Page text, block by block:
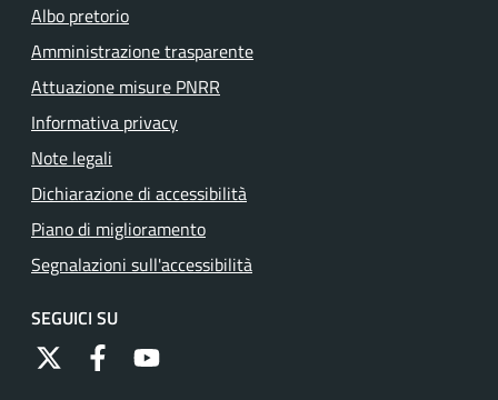
Albo pretorio
Amministrazione trasparente
Attuazione misure PNRR
Informativa privacy
Note legali
Dichiarazione di accessibilità
Piano di miglioramento
Segnalazioni sull'accessibilità
SEGUICI SU
https://twitter.com/comunementana
https://www.facebook.com/Comune-di-
http://www.youtube.com/channel/